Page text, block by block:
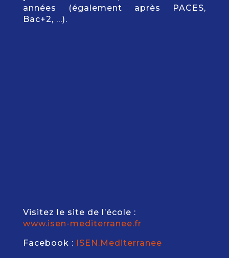
années (également après PACES,
Bac+2, …).
Visitez le site de l’école :
www.isen-mediterranee.fr
Facebook : ISEN.Mediterranee